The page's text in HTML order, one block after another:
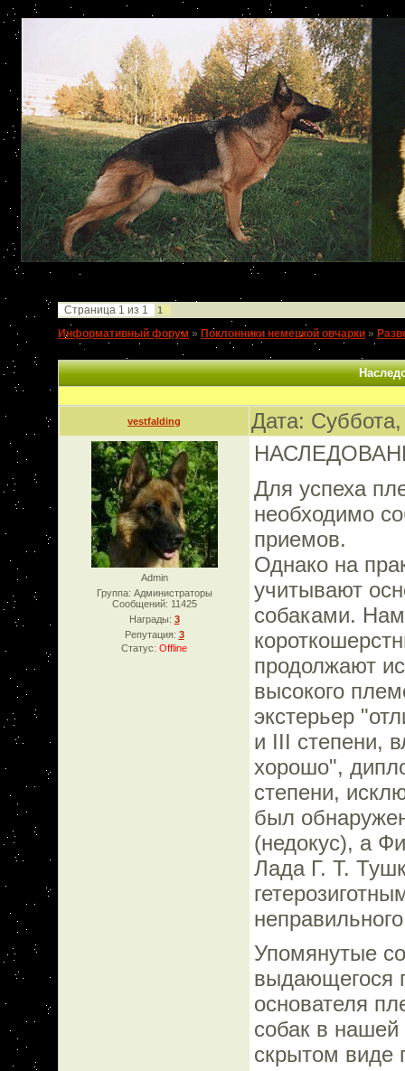
Страница 1 из 1 1
Информативный форум » Поклонники немецкой овчарки »
прикуса
vestfalding Дата:
Admin
Группа: Администраторы
Сообщений: 11425
Награды: 3
Репутация: 3
Статус: Offline
Для успеха
необходимо
приемов.
Однако на
учитывают
собаками. Нам
продолжают
высокого
экстерьер
и III степени,
хорошо",
степени,
был
(недокус), а
Лада Г. Т.
Упомянутые
выдающегося
основателя
собак в
скрытом виде